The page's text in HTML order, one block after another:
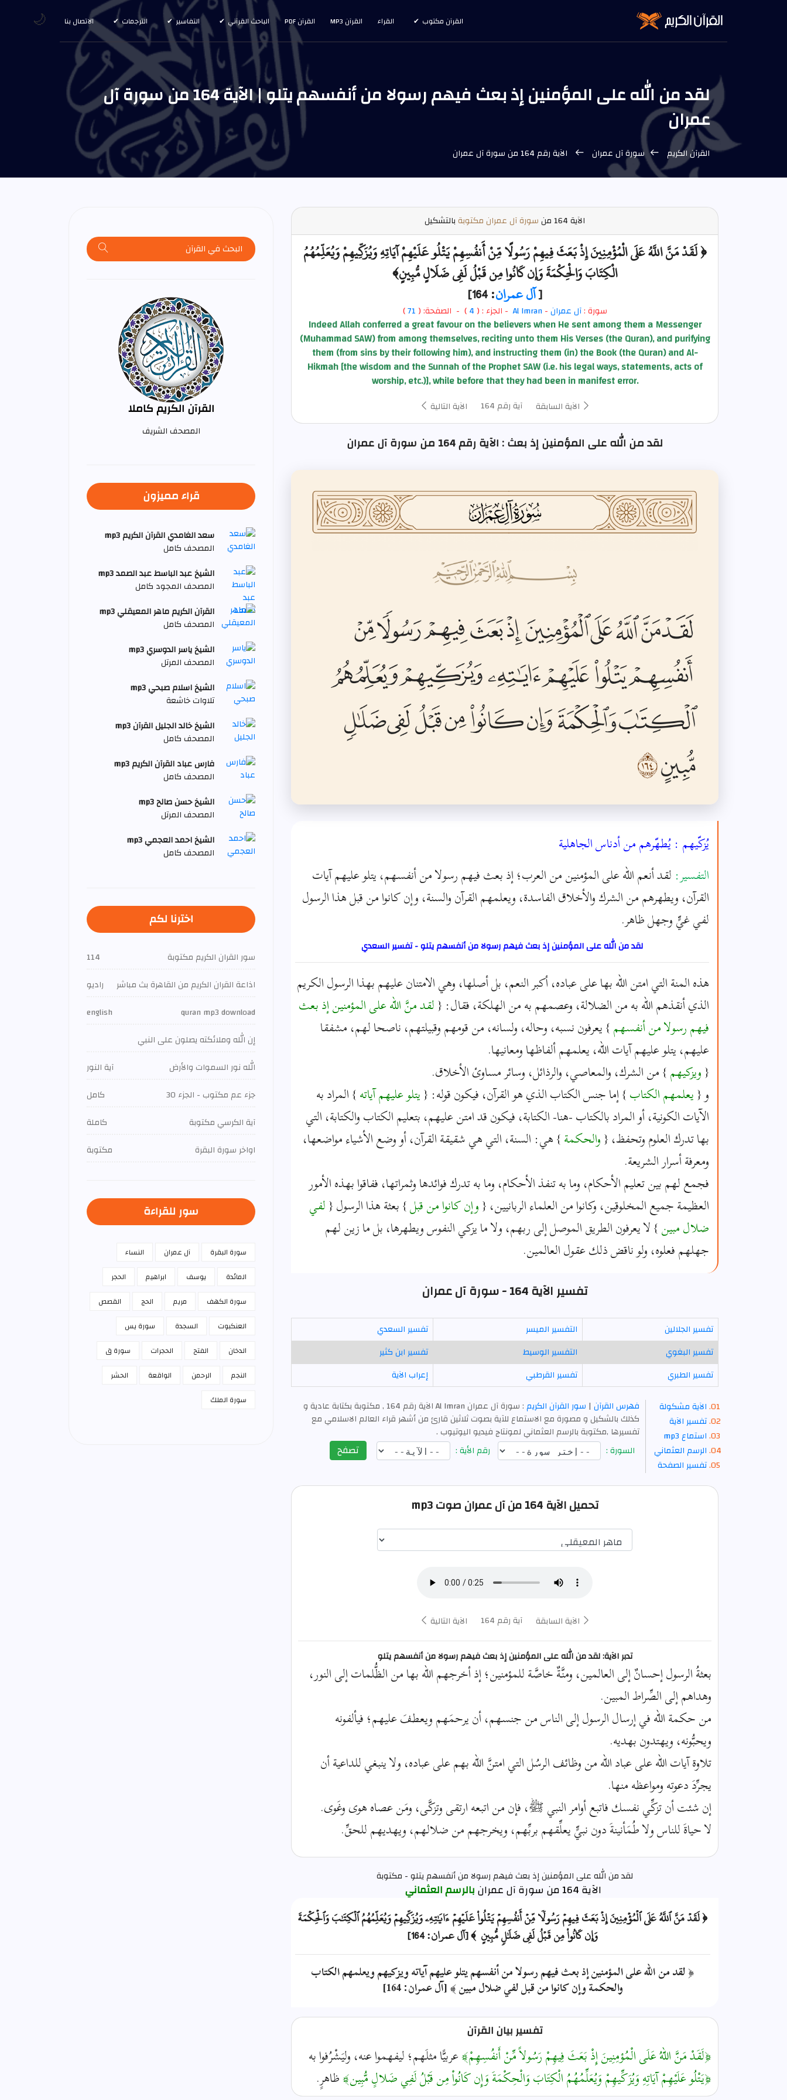
القرآن مكتوب القراء القرآن MP3 القرآن PDF الباحث القرآني التفاسير الترجمات الاتصال بنا
لقد من الله على المؤمنين إذ بعث فيهم رسولا من أنفسهم يتلو | الآية 164 من سورة آل
عمران
القرآن الكريم سورة آل عمران الآية رقم 164 من سورة آل عمران
الآية سورة آل عمران مكتوبةبالتشكيل
﴿ لَقَدْ مَنَّ اللَّهُ عَلَى الْمُؤْمِنِينَ إِذْ بَعَثَ فِيهِمْ رَسُولًا مِّنْ أَنفُسِهِمْ يَتْلُو عَلَيْهِمْ آيَاتِهِ وَيُزَكِّيهِمْ وَيُعَلِّمُهُمُ
الْكِتَابَ وَالْحِكْمَةَ وَإِن كَانُوا مِن قَبْلُ لَفِي ضَلَالٍ مُّبِينٍ﴾
[آل عمران: 164]
سورة :آل عمران-
Al Imran - الجزء : ( 4 ) - الصفحة: ( 71
)
Indeed Allah conferred a great favour on the believers when He sent among them a Messenger
(Muhammad SAW) from among themselves, reciting unto them His Verses (the Quran), and purifying
them (from sins by their following him), and instructing them (in) the Book (the Quran) and Al-
Hikmah [the wisdom and the Sunnah of the Prophet SAW (i.e. his legal ways, statements, acts of
worship, etc.)], while before that they had been in manifest error.
الآية السابقة آية رقم 164 الآية التالية
لقد من الله على المؤمنين إذ بعث : الآية رقم 164 من سورة آل عمران
يُزكّيهم : يُطهّرهم من أدناس الجاهلية
التفسير: لقد أنعم الله على المؤمنين من العرب؛ إذ بعث فيهم رسولا من أنفسهم، يتلو عليهم آيات
القرآن، ويطهرهم من الشرك والأخلاق الفاسدة، ويعلمهم القرآن والسنة، وإن كانوا من قبل هذا الرسول
لفي غيٍّ وجهل ظاهر.
لقد من الله على المؤمنين إذ بعث فيهم رسولا من أنفسهم يتلو - تفسير السعدي
هذه المنة التي امتن الله بها على عباده، أكبر النعم، بل أصلها، وهي الامتنان عليهم بهذا الرسول الكريم
الذي أنقذهم الله به من الضلالة، وعصمهم به من الهلكة، فقال: {لقد منَّ الله على المؤمنين إذ بعث
فيهم رسولا من أنفسهم} يعرفون نسبه، وحاله، ولسانه، من قومهم وقبيلتهم، ناصحا لهم، مشفقا
عليهم، يتلو عليهم آيات الله، يعلمهم ألفاظها ومعانيها.
{ويزكيهم} من الشرك، والمعاصي، والرذائل، وسائر مساوئ الأخلاق.
و {يعلمهم الكتاب} إما جنس الكتاب الذي هو القرآن، فيكون قوله: {يتلو عليهم آياته} المراد به
الآيات الكونية، أو المراد بالكتاب -هنا- الكتابة، فيكون قد امتن عليهم، بتعليم الكتاب والكتابة، التي
بها تدرك العلوم وتحفظ، {والحكمة} هي: السنة، التي هي شقيقة القرآن، أو وضع الأشياء مواضعها،
ومعرفة أسرار الشريعة.
فجمع لهم بين تعليم الأحكام، وما به تنفذ الأحكام، وما به تدرك فوائدها وثمراتها، ففاقوا بهذه الأمور
العظيمة جميع المخلوقين، وكانوا من العلماء الربانيين، {وإن كانوا من قبل} بعثة هذا الرسول {لفي
ضلال مبين} لا يعرفون الطريق الموصل إلى ربهم، ولا ما يزكي النفوس ويطهرها، بل ما زين لهم
جهلهم فعلوه، ولو ناقض ذلك عقول العالمين.
تفسير الآية 164 - سورة آل عمران
تفسير الجلالين التفسير الميسر
تفسير السعدي
تفسير البغوي
التفسير الوسيط
تفسير ابن كثير
تفسير الطبري
تفسير القرطبي إعراب الآية
الآية مشكولة
تفسير الآية
استماع mp3
الرسم العثماني
تفسير الصفحة
فهرس القرآن | سور القرآن الكريم
: سورة آل عمران Al Imran الآية رقم 164 , مكتوبة بكتابة عادية و
كذلك بالشكيل و مصورة مع الاستماع للآية بصوت ثلاثين قارئ من أشهر قراء العالم الاسلامي مع
تفسيرها ,مكتوبة بالرسم العثماني لمونتاج فيديو اليوتيوب .
السورة :
رقم الأية : تصفح
تحميل الآية 164 من آل عمران صوت mp3
اختيار قارئ الآية
الآية السابقة آية رقم 164 الآية التالية
تدبر الآية: لقد من الله على المؤمنين إذ بعث فيهم رسولا من أنفسهم يتلو
بعثةُ الرسول إحسانٌ إلى العالمين، ومنَّةٌ خاصَّة للمؤمنين؛ إذ أخرجهم الله بها من الظُّلمات إلى النور،
وهداهم إلى الصِّراط المبين.
من حكمة الله في إرسال الرسول إلى الناس من جنسهم، أن يرحمَهم ويعطفَ عليهم؛ فيألفونه
ويحبُّونه، ويهتدون بهديه.
تلاوة آيات الله على عباد الله من وظائف الرسُل التي امتنَّ الله بهم على عباده، ولا ينبغي للداعية أن
يجرِّدَ دعوته ومواعظه منها.
إن شئت أن تزكِّي نفسك فاتبع أوامر النبي ﷺ، فإن من اتبعه ارتقى وتزكَّى، ومَن عصاه هوى وغَوى.
لا حياةَ للناس ولا طُمَأنينةَ دون نبيٍّ يعلِّقهم بربِّهم، ويخرجهم من ضلالهم، ويهديهم للحقِّ.
لقد من الله على المؤمنين إذ بعث فيهم رسولا من أنفسهم يتلو - مكتوبة
الآية 164 من سورة آل عمران بالرسم العثماني
﴿ لَقَدۡ مَنَّ ٱللَّهُ عَلَى ٱلۡمُؤۡمِنِينَ إِذۡ بَعَثَ فِيهِمۡ رَسُولٗا مِّنۡ أَنفُسِهِمۡ يَتۡلُواْ عَلَيۡهِمۡ ءَايَٰتِهِۦ وَيُزَكِّيهِمۡ وَيُعَلِّمُهُمُ ٱلۡكِتَٰبَ وَٱلۡحِكۡمَةَ
وَإِن كَانُواْ مِن قَبۡلُ لَفِي ضَلَٰلٖ مُّبِينٍ ﴾ [آل عمران: 164]
﴿ لقد من الله على المؤمنين إذ بعث فيهم رسولا من أنفسهم يتلو عليهم آياته ويزكيهم ويعلمهم الكتاب
والحكمة وإن كانوا من قبل لفي ضلال مبين ﴾ [آل عمران: 164]
تفسير بيان القرآن
﴿لَقَدْ مَنَّ اللّهُ عَلَى الْمُؤمِنِينَ إِذْ بَعَثَ فِيهِمْ رَسُولاً مِّنْ أَنفُسِهِمْ﴾عربيًّا مثلَهم؛ ليفهموا عنه، وليَشْرُفوا به
﴿يَتْلُو عَلَيْهِمْ آيَاتِهِ وَيُزَكِّيهِمْ وَيُعَلِّمُهُمُ الْكِتَابَ وَالْحِكْمَةَ وَإِن كَانُواْ مِن قَبْلُ لَفِي ضَلالٍ مُّبِين﴾ظاهرٍ.
القرآن الكريم كاملا
المصحف الشريف
قراء مميزون
سعد الغامدي القرآن الكريم mp3
المصحف كامل
الشيخ عبد الباسط عبد الصمد mp3
المصحف المجود كامل
القرآن الكريم ماهر المعيقلي mp3
المصحف كامل
الشيخ ياسر الدوسري mp3
المصحف المرتل
الشيخ اسلام صبحي mp3
تلاوات خاشعة
الشيخ خالد الجليل القرآن mp3
المصحف كامل
فارس عباد القرآن الكريم mp3
المصحف كامل
الشيخ حسن صالح mp3
المصحف المرتل
الشيخ احمد العجمي mp3
المصحف كامل
اخترنا لكم
سور القران الكريم مكتوبة
114
اذاعة القران الكريم من القاهرة بث مباشر
راديو
quran mp3 download
english
إن الله وملائكته يصلون على النبي
الله نور السموات والأرض
آية النور
جزء عم مكتوب - الجزء 30
كامل
آية الكرسي مكتوبة
كاملة
اواخر سورة البقرة
مكتوبة
سور للقراءة
سورة البقرة آل عمران
النساء
المائدة
يوسف ابراهيم
الحجر
سورة الكهف
مريم الحج
القصص
العنكبوت
السجدة
سورة يس
الدخان
الفتح الحجرات
سورة ق
النجم
الرحمن الواقعة
الحشر
سورة الملك
🌙